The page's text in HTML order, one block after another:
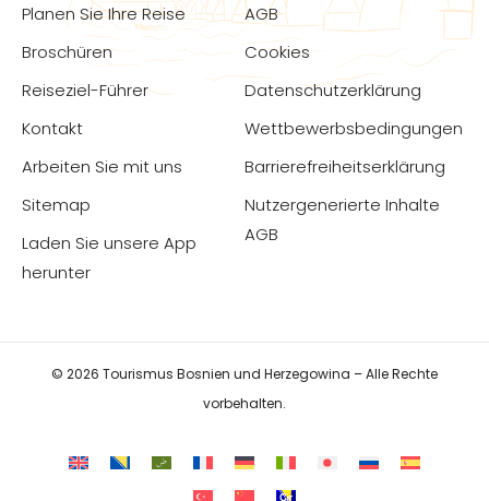
Planen Sie Ihre Reise
Broschüren
Reiseziel-Führer
Kontakt
Arbeiten Sie mit uns
Sitemap
Laden Sie unsere App
herunter
AGB
Cookies
Datenschutzerklärung
Wettbewerbsbedingungen
Barrierefreiheitserklärung
Nutzergenerierte Inhalte
AGB
© 2026 Tourismus Bosnien und Herzegowina – Alle Rechte
vorbehalten.